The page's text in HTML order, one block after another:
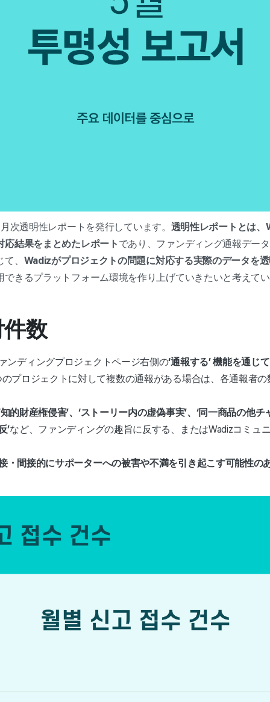
次透明性レポートを発行しています。 透明性レポートとは
結果をまとめたレポート であり、ファンディング通報デー
、 Wadizがプロジェクトの問題に対応する実際のデータを
できるプラットフォーム環境を作り上げていきたいと考えて
件数
ンディングプロジェクトページ右側の‘通報する’ 機能を通じ
のプロジェクトに対して複数の通報がある場合は、各通報者
知的財産権侵害’、‘ストーリー内の虚偽事実’、‘同一商品の他チ
’など、ファンディングの趣旨に反する、またはWadizコミュ
・間接的にサポーターへの被害や不満を引き起こす可能性の